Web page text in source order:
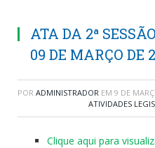
ATA DA 2ª
09 DE MARÇO DE
POR ADMINISTRADOR EM 9 DE
ATIVIDADES
Clique aqui para